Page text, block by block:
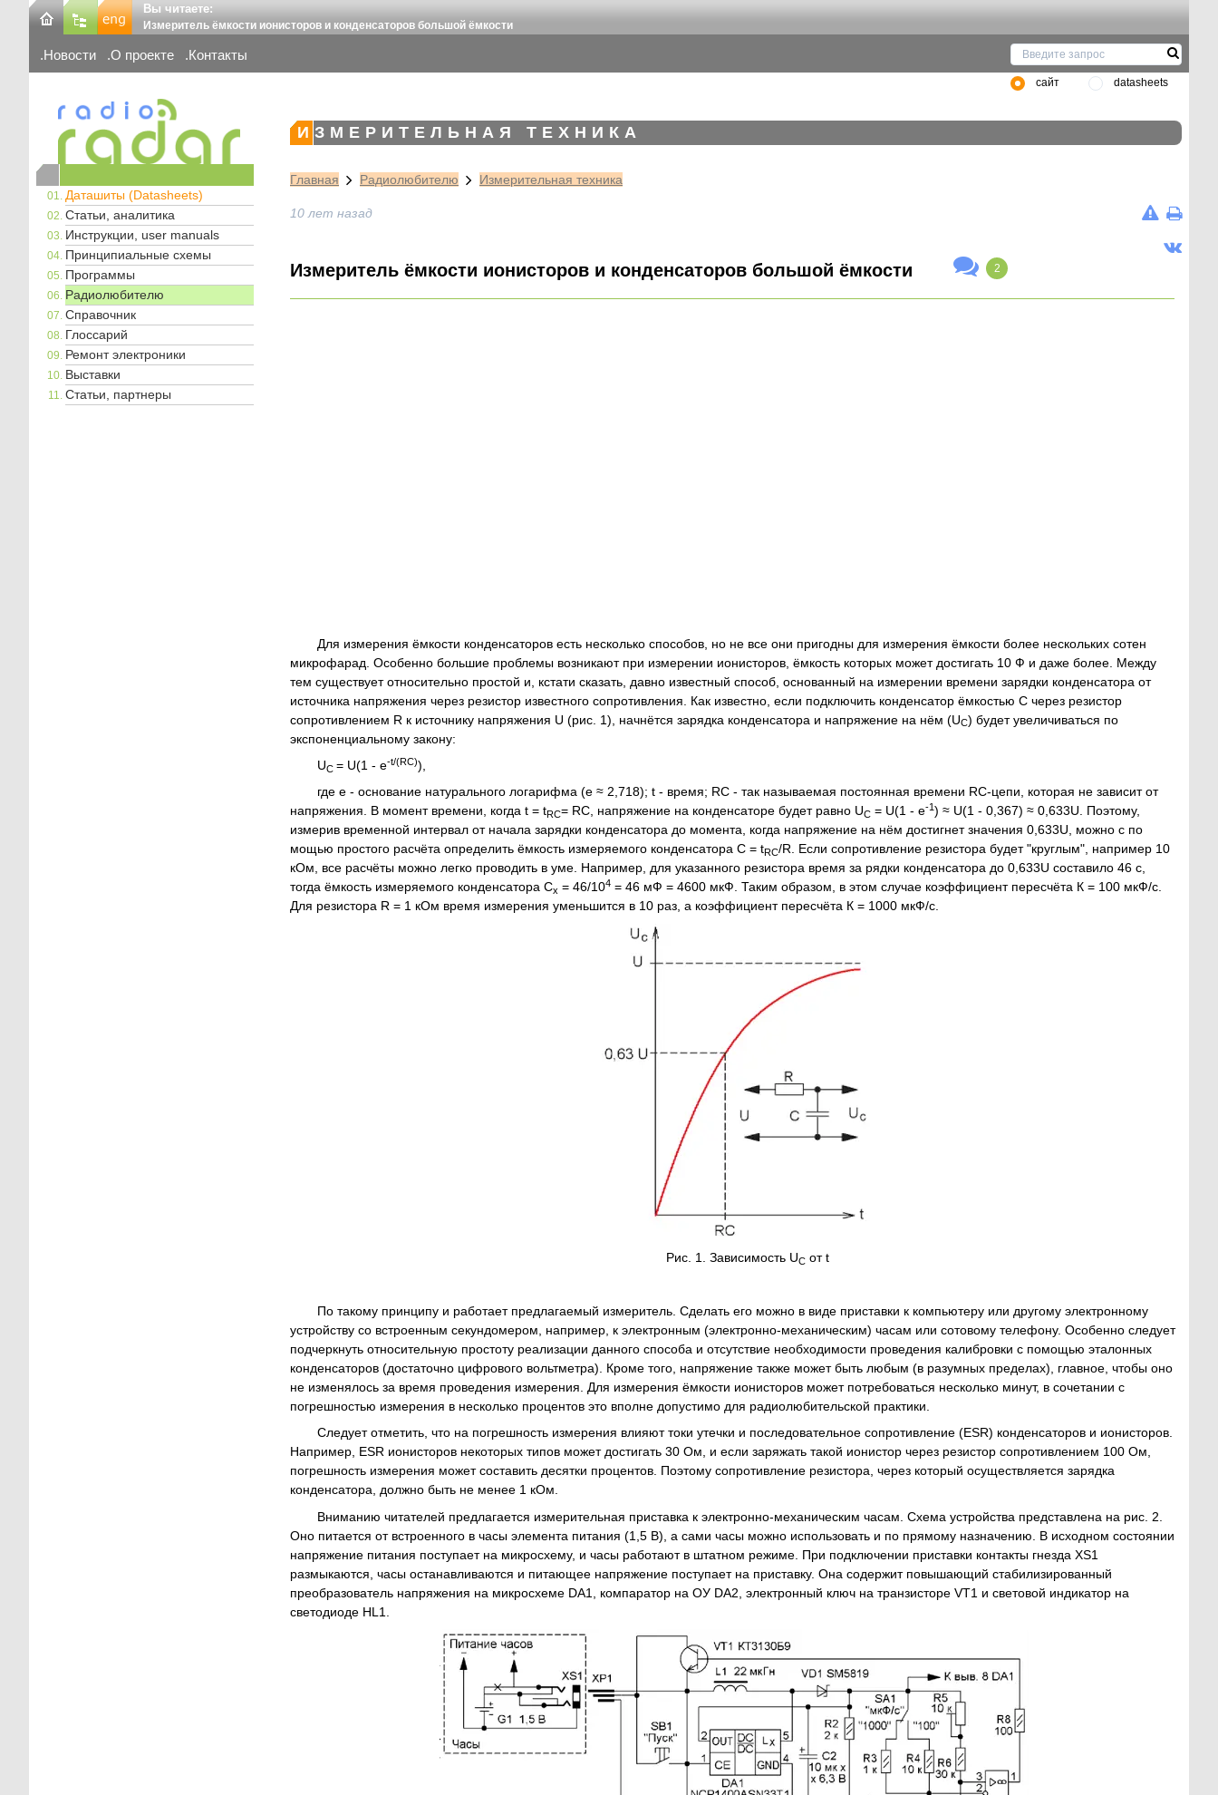
Вы читаете:
Измеритель ёмкости ионисторов и конденсаторов большой ёмкости
Новости О проекте Контакты
сайт datasheets
Даташиты (Datasheets)
Статьи, аналитика
Инструкции, user manuals
Принципиальные схемы
Программы
Радиолюбителю
Справочник
Глоссарий
Ремонт электроники
Выставки
Статьи, партнеры
ИЗМЕРИТЕЛЬНАЯ ТЕХНИКА
Главная Радиолюбителю Измерительная техника
10 лет назад
Измеритель ёмкости ионисторов и конденсаторов большой ёмкости 2
Для измерения ёмкости конденсаторов есть несколько способов, но не все они пригодны для измерения ёмкости более нескольких сотен
микрофарад. Особенно большие проблемы возникают при измерении ионисторов, ёмкость которых может достигать 10 Ф и даже более. Между
тем существует относительно простой и, кстати сказать, давно известный способ, основанный на измерении времени зарядки конденсатора от
источника напряжения через резистор известного сопротивления. Как известно, если подключить конденсатор ёмкостью С через резистор
сопротивлением R к источнику напряжения U (рис. 1), начнётся зарядка конденсатора и напряжение на нём (UС) будет увеличиваться по
экспоненциальному закону:
UC = U(1 - e-t/(RC)),
где e - основание натурального логарифма (e ≈ 2,718); t - время; RC - так называемая постоянная времени RC-цепи, которая не зависит от
напряжения. В момент времени, когда t = tRC= RC, напряжение на конденсаторе будет равно UC = U(1 - e-1) ≈ U(1 - 0,367) ≈ 0,633U. Поэтому,
измерив временной интервал от начала зарядки конденсатора до момента, когда напряжение на нём достигнет значения 0,633U, можно с по
мощью простого расчёта определить ёмкость измеряемого конденсатора С = tRC/R. Если сопротивление резистора будет "круглым", например 10
кОм, все расчёты можно легко проводить в уме. Например, для указанного резистора время за рядки конденсатора до 0,633U составило 46 с,
тогда ёмкость измеряемого конденсатора Сх = 46/104 = 46 мФ = 4600 мкФ. Таким образом, в этом случае коэффициент пересчёта К = 100 мкФ/с.
Для резистора R = 1 кОм время измерения уменьшится в 10 раз, а коэффициент пересчёта К = 1000 мкФ/с.
Рис. 1. Зависимость UC от t
По такому принципу и работает предлагаемый измеритель. Сделать его можно в виде приставки к компьютеру или другому электронному
устройству со встроенным секундомером, например, к электронным (электронно-механическим) часам или сотовому телефону. Особенно следует
подчеркнуть относительную простоту реализации данного способа и отсутствие необходимости проведения калибровки с помощью эталонных
конденсаторов (достаточно цифрового вольтметра). Кроме того, напряжение также может быть любым (в разумных пределах), главное, чтобы оно
не изменялось за время проведения измерения. Для измерения ёмкости ионисторов может потребоваться несколько минут, в сочетании с
погрешностью измерения в несколько процентов это вполне допустимо для радиолюбительской практики.
Следует отметить, что на погрешность измерения влияют токи утечки и последовательное сопротивление (ESR) конденсаторов и ионисторов.
Например, ESR ионисторов некоторых типов может достигать 30 Ом, и если заряжать такой ионистор через резистор сопротивлением 100 Ом,
погрешность измерения может составить десятки процентов. Поэтому сопротивление резистора, через который осуществляется зарядка
конденсатора, должно быть не менее 1 кОм.
Вниманию читателей предлагается измерительная приставка к электронно-механическим часам. Схема устройства представлена на рис. 2.
Оно питается от встроенного в часы элемента питания (1,5 В), а сами часы можно использовать и по прямому назначению. В исходном состоянии
напряжение питания поступает на микросхему, и часы работают в штатном режиме. При подключении приставки контакты гнезда XS1
размыкаются, часы останавливаются и питающее напряжение поступает на приставку. Она содержит повышающий стабилизированный
преобразователь напряжения на микросхеме DA1, компаратор на ОУ DA2, электронный ключ на транзисторе VT1 и световой индикатор на
светодиоде HL1.